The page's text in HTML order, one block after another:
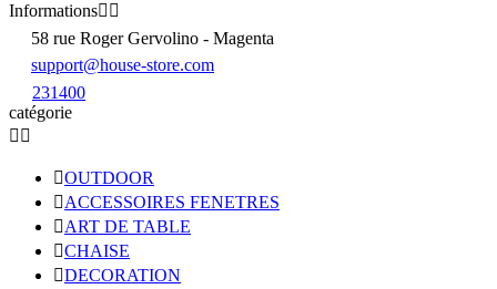
Informations 
58 rue Roger Gervolino - Magenta
support@house-store.com
231400
catégorie
 
OUTDOOR
ACCESSOIRES FENETRES
ART DE TABLE
CHAISE
DECORATION